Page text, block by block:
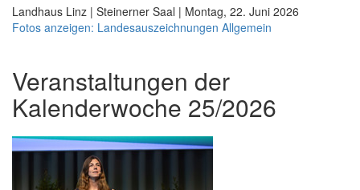
Landhaus Linz | Steinerner Saal | Montag, 22. Juni 2026
Fotos anzeigen: Landesauszeichnungen Allgemein
Veranstaltungen der
Kalenderwoche 25/2026